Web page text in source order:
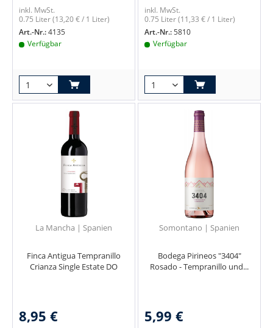
inkl. MwSt.
0.75 Liter(13,20 € / 1 Liter)
Art.-Nr.:4135
Verfügbar
inkl. MwSt.
0.75 Liter(11,33 € / 1 Liter)
Art.-Nr.:5810
Verfügbar
La Mancha | Spanien
Finca Antigua Tempranillo
Crianza Single Estate DO
8,95 €
Somontano | Spanien
Bodega Pirineos "3404"
Rosado - Tempranillo und...
5,99 €